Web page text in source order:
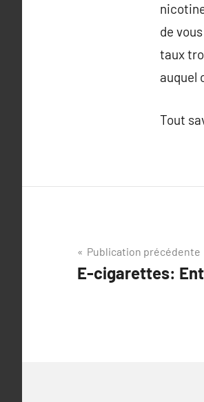
de
taux
auquel
Tout
Navigation
de
Publication précédente
E-cigarettes: